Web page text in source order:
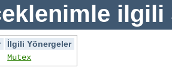
ilgili
İlgili Yönergeler
Mutex